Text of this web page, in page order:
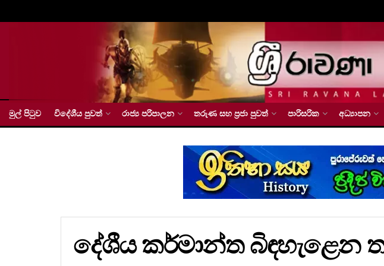
මුල් පිටුව විදේශීය පුවත් රාජ්‍ය පරිපාලන තරුණ සහ ප්‍රජා පුවත් පාරිසරික අධ්‍යාපන
දේශීය කර්මාන්ත බිඳහැළෙන